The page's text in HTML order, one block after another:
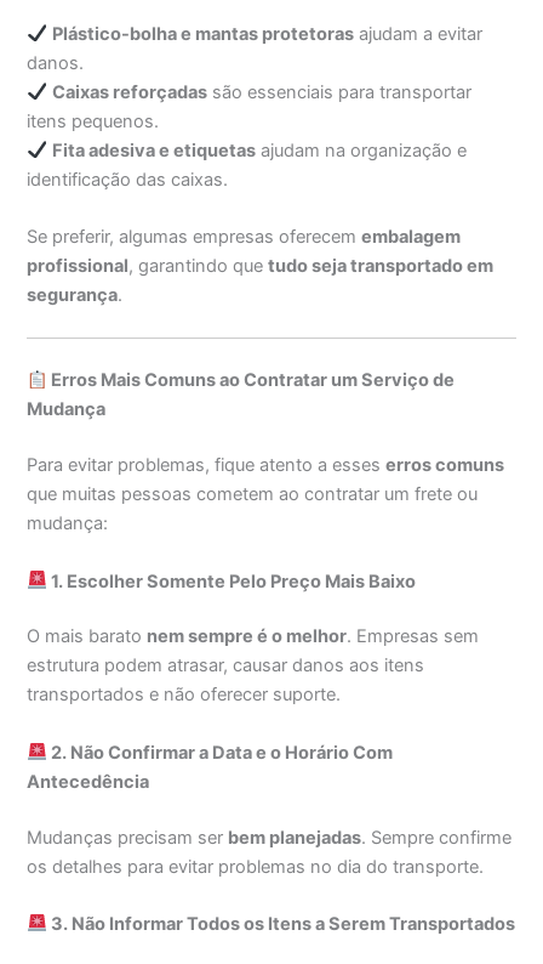
Plástico-bolha e mantas protetoras ajudam a evitar
danos.
Caixas reforçadas são essenciais para transportar
itens pequenos.
Fita adesiva e etiquetas ajudam na organização e
identificação das caixas.
Se preferir, algumas empresas oferecemembalagem
profissional, garantindo quetudo seja transportado em
segurança.
Erros Mais Comuns ao Contratar um Serviço de
Mudança
Para evitar problemas, fique atento a esseserros comuns
que muitas pessoas cometem ao contratar um frete ou
mudança:
1. Escolher Somente Pelo Preço Mais Baixo
O mais barato nem sempre é o melhor. Empresas sem
estrutura podem atrasar, causar danos aos itens
transportados e não oferecer suporte.
2. Não Confirmar a Data e o Horário Com
Antecedência
Mudanças precisam ser bem planejadas. Sempre confirme
os detalhes para evitar problemas no dia do transporte.
3. Não Informar Todos os Itens a Serem Transportados